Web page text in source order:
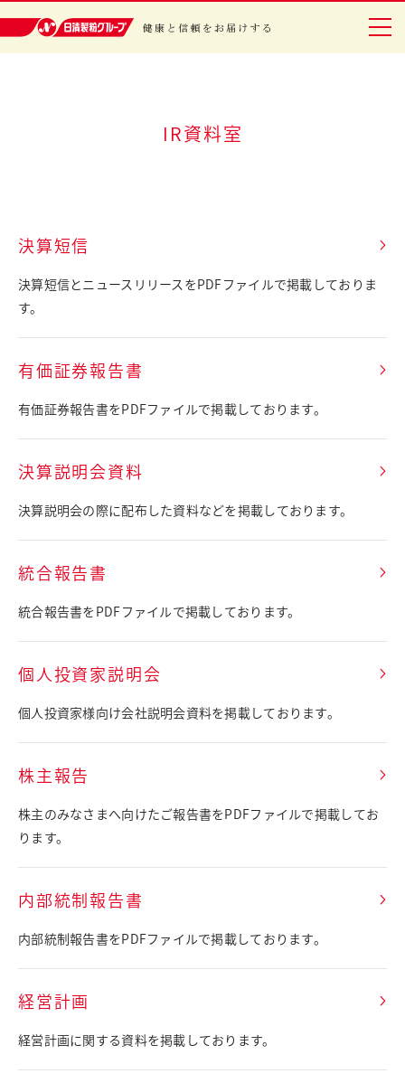
日清製粉グループ 健康と信頼をお届けする
採用情報
安全・安心
IR情報
レシピ・エンタメ
IR資料室
決算短信
決算短信とニュースリリースをPDFファイルで掲載しておりま
す。
有価証券報告書
有価証券報告書をPDFファイルで掲載しております。
決算説明会資料
決算説明会の際に配布した資料などを掲載しております。
統合報告書
統合報告書をPDFファイルで掲載しております。
個人投資家説明会
個人投資家様向け会社説明会資料を掲載しております。
株主報告
株主のみなさまへ向けたご報告書をPDFファイルで掲載してお
ります。
内部統制報告書
内部統制報告書をPDFファイルで掲載しております。
経営計画
経営計画に関する資料を掲載しております。